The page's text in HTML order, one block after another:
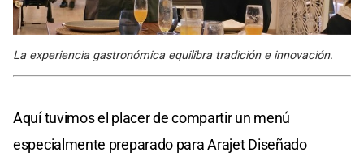
La experiencia gastronómica equilibra tradición e innovación.
Aquí tuvimos el placer de compartir un menú
especialmente preparado para Arajet Diseñado